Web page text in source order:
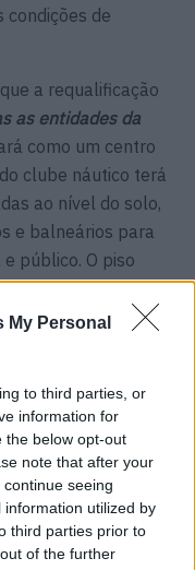
My Personal
to third parties, or
information for
the below opt-out
note that after your
seeing
utilized by
third parties prior to
of the further
condições de
a requalificação
as entidades da
como um centro
clube náutico terá
ao nível do solo,
e balneários para
público. O piso
com piscina
de 360 graus.
terá“a cor da areia
Algarve, descreveu
determinação e
para reforçar o
náutico. Destacou